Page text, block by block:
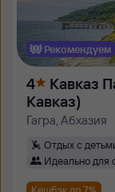
Рекомендуем
4
Кавказ
Кавказ)
Гагра, Абхазия
Отдых с
Идеально для
Кешбэк до 7%